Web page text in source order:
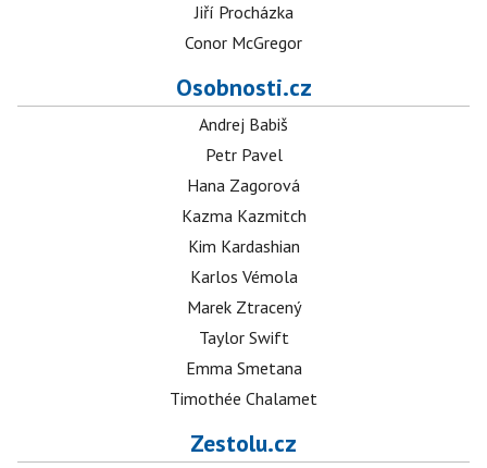
Jiří Procházka
Conor McGregor
Osobnosti.cz
Andrej Babiš
Petr Pavel
Hana Zagorová
Kazma Kazmitch
Kim Kardashian
Karlos Vémola
Marek Ztracený
Taylor Swift
Emma Smetana
Timothée Chalamet
Zestolu.cz